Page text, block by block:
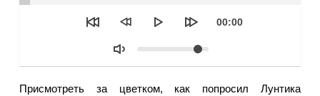
Текущее
00:00
Объем
Присмотреть за цветком, как попросил Лунтика